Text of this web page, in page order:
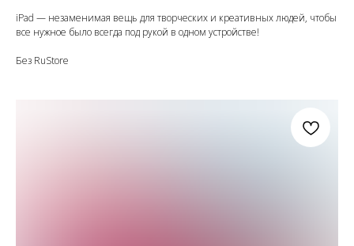
iPad — незаменимая вещь для творческих и креативных людей, чтобы
все нужное было всегда под рукой в одном устройстве!
Без RuStore